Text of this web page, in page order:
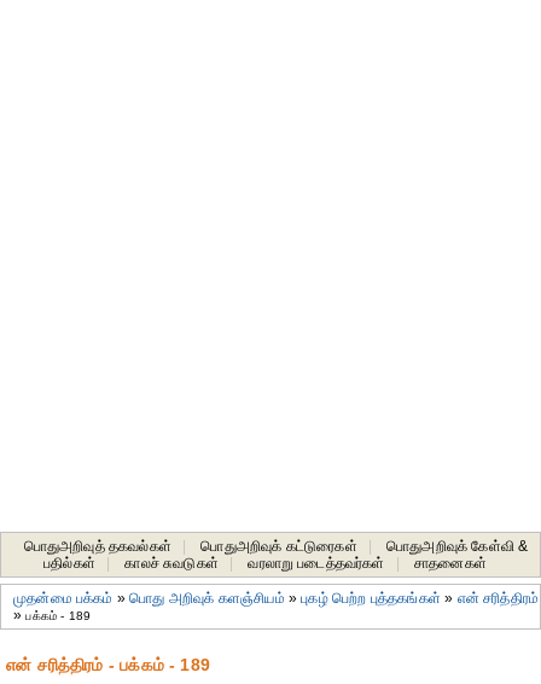
பொதுஅறிவுத் தகவல்கள் பொதுஅறிவுக் கட்டுரைகள்
பொதுஅறிவுக் கேள்வி &
பதில்கள்
காலச் சுவடுகள் வரலாறு படைத்தவர்கள் சாதனைகள்‎
முதன்மை பக்கம் »பொது அறிவுக் களஞ்சியம் »புகழ் பெற்ற புத்தகங்கள் » என் சரித்திரம்
»பக்கம் - 189
என் சரித்திரம் - பக்கம் - 189